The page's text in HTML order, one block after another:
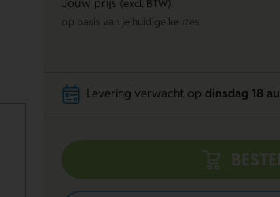
(excl. BTW)
op basis van je huidige keuzes
Levering verwacht op dinsdag 18